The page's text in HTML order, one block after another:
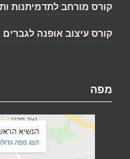
קורס מורחב לתדמיתנות
קורס עיצוב אופנה לגברים
מפה